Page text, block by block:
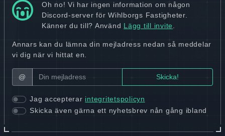
Oh no! Vi har ingen information om någon
Discord-server för Wihlborgs Fastigheter.
Känner du till? Använd Lägg till invite.
Annars kan du lämna din mejladress nedan så meddelar
vi dig när vi hittat en.
@
Jag accepterar integritetspolicyn
Skicka även gärna ett nyhetsbrev nån gång ibland